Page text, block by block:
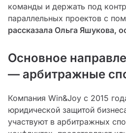
команды и держать под
параллельных проектов с
рассказала Ольга Яшукова,
Основное
— арбитражные
Компания Win&Joy с 2015
юридической защитой
участвуют в арбитражных